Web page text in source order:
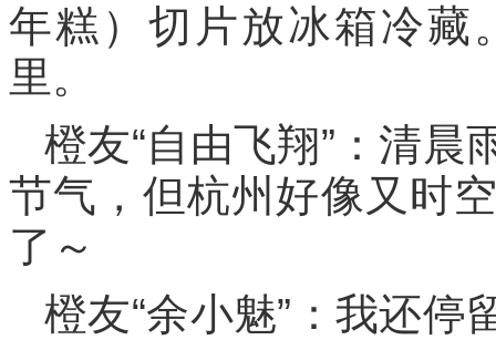
年糕）切片放冰箱冷藏
里。
橙友“自由飞翔”：清
节气，但杭州好像又时
了～
橙友“余小魅”：我还